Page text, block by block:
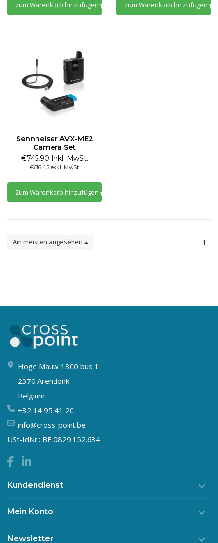
Zum Warenkorb hinzufügen Zum Warenkorb hinzufügen
Sennheiser AVX-ME2
Camera Set
€745,90 Inkl. MwSt.
€616,45 exkl. MwSt.
Zum Warenkorb hinzufügen
Am meisten angesehen 1
Hoge Mauw 1300 bus 1
2370 Arendonk
Belgium
+32 14 95 41 20
info@cross-point.be
USt-IdNr.: BE 0829.152.634
Kundendienst
Mein Konto
Newsletter